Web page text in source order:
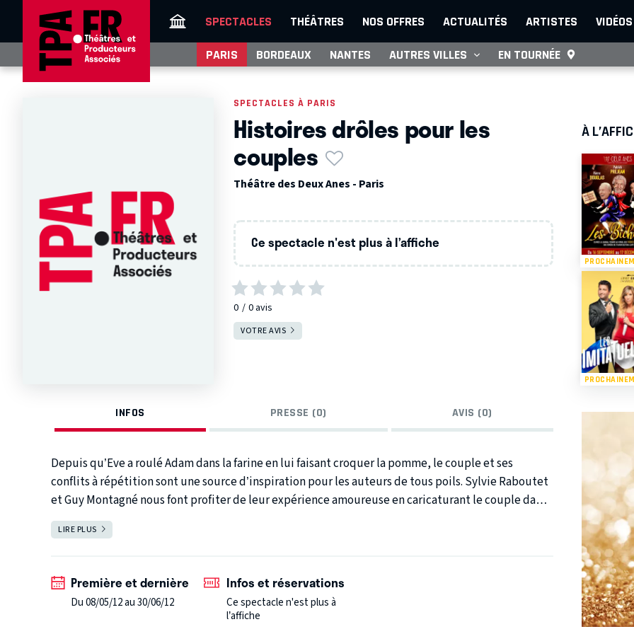
SPECTACLES THÉÂTRES NOS OFFRES ACTUALITÉS ARTISTES VIDÉOS
PARIS BORDEAUX NANTES AUTRES VILLES EN TOURNÉE
SPECTACLES À PARIS
Histoires drôles pour les
couples
Théâtre des Deux Anes - Paris
Ce spectacle n'est plus à l’affiche
0 0avis
VOTRE AVIS
INFOS PRESSE (0) AVIS (0)
Depuis qu’Eve a roulé Adam dans la farine en lui faisant croquer la pomme, le couple et ses
conflits à répétition sont une source d’inspiration pour les auteurs de tous poils. Sylvie Raboutet
et Guy Montagné nous font profiter de leur expérience amoureuse en caricaturant le couple dans
LIRE PLUS
Première et dernière
Du 08/05/12 au 30/06/12
Infos et réservations
Ce spectacle n'est plus à
l’affiche
À